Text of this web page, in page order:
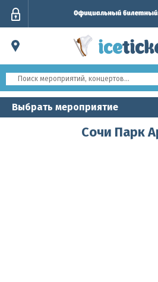
Выбрать мероприятие
Сочи Парк